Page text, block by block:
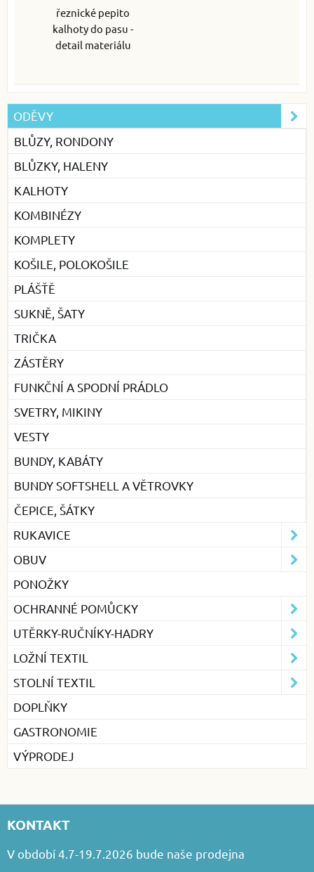
řeznické pepito
kalhoty do pasu -
detail materiálu
ODĚVY
BLŮZY, RONDONY
BLŮZKY, HALENY
KALHOTY
KOMBINÉZY
KOMPLETY
KOŠILE, POLOKOŠILE
PLÁŠŤĚ
SUKNĚ, ŠATY
TRIČKA
ZÁSTĚRY
FUNKČNÍ A SPODNÍ PRÁDLO
SVETRY, MIKINY
VESTY
BUNDY, KABÁTY
BUNDY SOFTSHELL A VĚTROVKY
ČEPICE, ŠÁTKY
RUKAVICE
OBUV
PONOŽKY
OCHRANNÉ POMŮCKY
UTĚRKY-RUČNÍKY-HADRY
LOŽNÍ TEXTIL
STOLNÍ TEXTIL
DOPLŇKY
GASTRONOMIE
VÝPRODEJ
KONTAKT
V období 4.7-19.7.2026 bude naše prodejna